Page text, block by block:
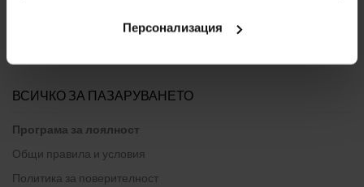
Персонализация
ФОРМА ЗА КОНТАКТ
ВСИЧКО ЗА ПАЗАРУВАНЕТО
Програма за лоялност
Общи правила и условия
Политика за поверителност